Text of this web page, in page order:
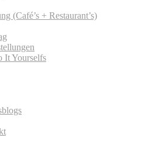
(Café’s + Restaurant’s)
It Yourselfs